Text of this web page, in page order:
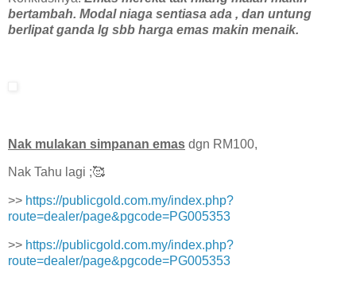
bertambah. Modal niaga sentiasa ada , dan untung
berlipat ganda lg sbb harga emas makin menaik.
Nak mulakan simpanan emas dgn RM100,
Nak Tahu lagi ;🥰
>> https://publicgold.com.my/index.php?
route=dealer/page&pgcode=PG005353
>> https://publicgold.com.my/index.php?
route=dealer/page&pgcode=PG005353